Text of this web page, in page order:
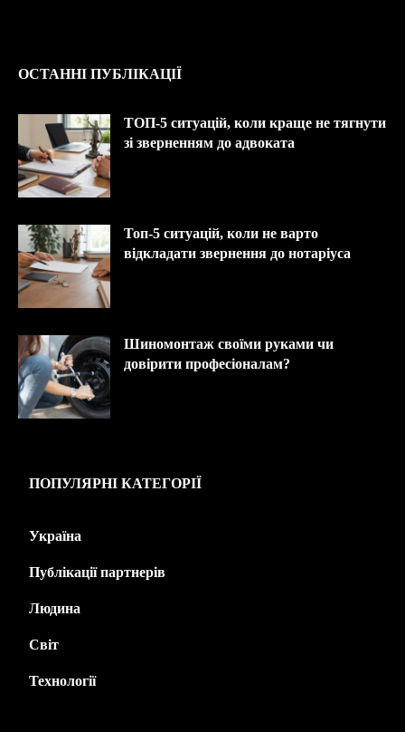
ОСТАННІ ПУБЛІКАЦІЇ
ТОП-5 ситуацій, коли краще не тягнути
зі зверненням до адвоката
Топ-5 ситуацій, коли не варто
відкладати звернення до нотаріуса
Шиномонтаж своїми руками чи
довірити професіоналам?
ПОПУЛЯРНІ КАТЕГОРІЇ
Україна
Публікації партнерів
Людина
Світ
Технології